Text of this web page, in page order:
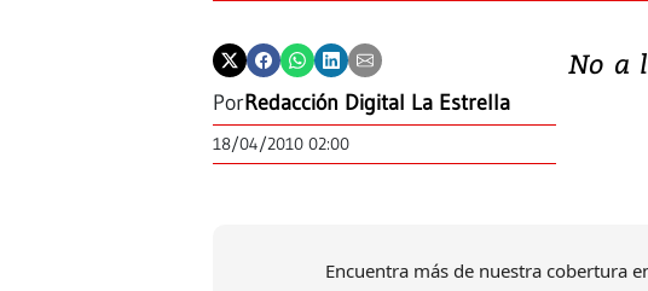
PorRedacción Digital La Estrella
18/04/2010 02:00
No a
Encuentra más de nuestra cobertura